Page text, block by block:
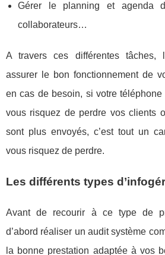
Gérer le planning et agenda
collaborateurs…
A travers ces différentes tâches,
assurer le bon fonctionnement de
en cas de besoin, si votre
vous risquez de perdre vos clients
sont plus envoyés, c’est tout un
vous risquez de perdre.
Les différents types
Avant de recourir à ce type de
d’abord réaliser un audit système
la bonne prestation adaptée à vos